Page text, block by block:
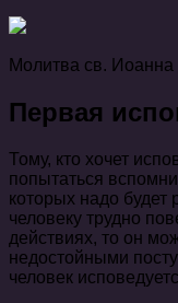
Молитва св.
Первая
Тому, кто хочет
попытаться
которых надо будет
человеку трудно
действиях, то он
недостойными
человек